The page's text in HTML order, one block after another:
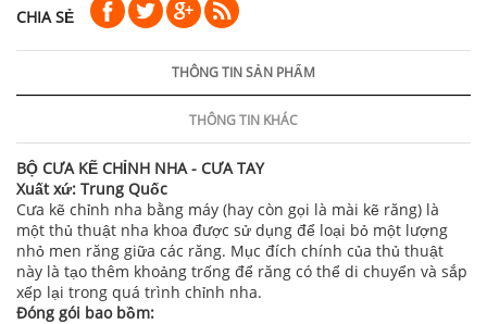
CHIA SẺ
THÔNG TIN SẢN PHẨM
THÔNG TIN KHÁC
BỘ CƯA KẼ CHỈNH NHA - CƯA TAY
Xuất xứ: Trung Quốc
Cưa kẽ chỉnh nha bằng máy (hay còn gọi là mài kẽ răng) là
một thủ thuật nha khoa được sử dụng để loại bỏ một lượng
nhỏ men răng giữa các răng. Mục đích chính của thủ thuật
này là tạo thêm khoảng trống để răng có thể di chuyển và sắp
xếp lại trong quá trình chỉnh nha.
Đóng gói bao bồm: